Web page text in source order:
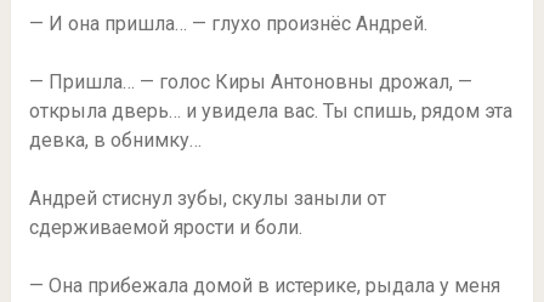
— И она пришла… — глухо произнёс Андрей.
— Пришла… — голос Киры Антоновны дрожал, —
открыла дверь… и увидела вас. Ты спишь, рядом эта
девка, в обнимку…
Андрей стиснул зубы, скулы заныли от
сдерживаемой ярости и боли.
— Она прибежала домой в истерике, рыдала у меня